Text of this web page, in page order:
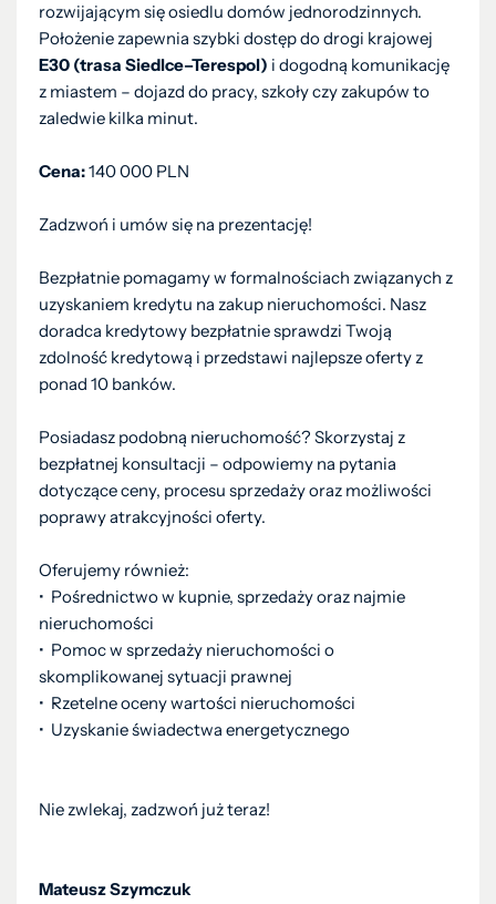
rozwijającym się osiedlu domów jednorodzinnych.
Położenie zapewnia szybki dostęp do drogi krajowej
E30 (trasa Siedlce–Terespol) i dogodną komunikację
z miastem – dojazd do pracy, szkoły czy zakupów to
zaledwie kilka minut.
Cena:140 000 PLN
Zadzwoń i umów się na prezentację!
Bezpłatnie pomagamy w formalnościach związanych z
uzyskaniem kredytu na zakup nieruchomości. Nasz
doradca kredytowy bezpłatnie sprawdzi Twoją
zdolność kredytową i przedstawi najlepsze oferty z
ponad 10 banków.
Posiadasz podobną nieruchomość? Skorzystaj z
bezpłatnej konsultacji – odpowiemy na pytania
dotyczące ceny, procesu sprzedaży oraz możliwości
poprawy atrakcyjności oferty.
Oferujemy również:
•⁠ ⁠Pośrednictwo w kupnie, sprzedaży oraz najmie
nieruchomości
•⁠ ⁠Pomoc w sprzedaży nieruchomości o
skomplikowanej sytuacji prawnej
•⁠ ⁠Rzetelne oceny wartości nieruchomości
• Uzyskanie świadectwa energetycznego
Nie zwlekaj, zadzwoń już teraz!
Mateusz Szymczuk